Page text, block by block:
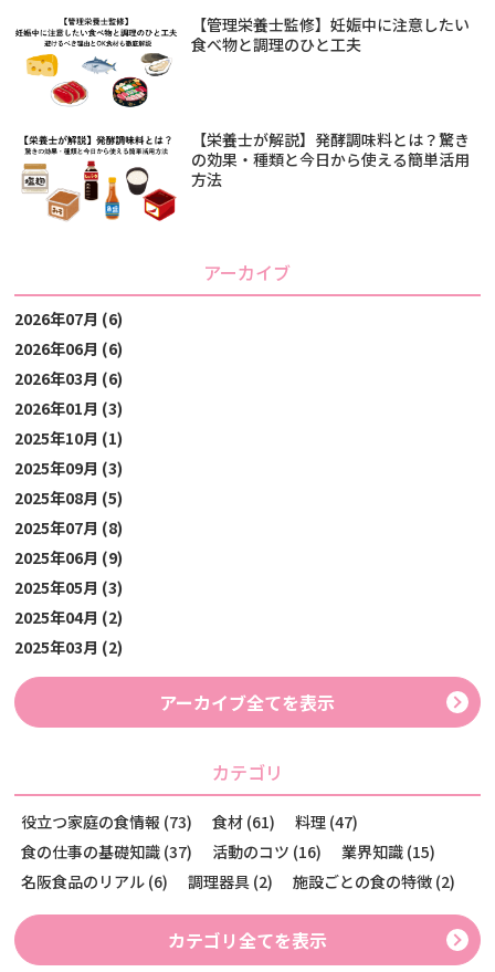
【管理栄養士監修】妊娠中に注意したい
食べ物と調理のひと工夫
【栄養士が解説】発酵調味料とは？驚き
の効果・種類と今日から使える簡単活用
方法
アーカイブ
2026年07月 (6)
2026年06月 (6)
2026年03月 (6)
2026年01月 (3)
2025年10月 (1)
2025年09月 (3)
2025年08月 (5)
2025年07月 (8)
2025年06月 (9)
2025年05月 (3)
2025年04月 (2)
2025年03月 (2)
アーカイブ全てを表示
カテゴリ
役立つ家庭の食情報 (73) 食材 (61)
料理 (47)
食の仕事の基礎知識 (37)
活動のコツ (16)
業界知識 (15)
名阪食品のリアル (6)
調理器具 (2) 施設ごとの食の特徴 (2)
カテゴリ全てを表示